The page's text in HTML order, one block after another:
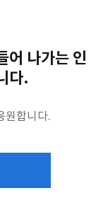
어 나가는 인
다.
원합니다.